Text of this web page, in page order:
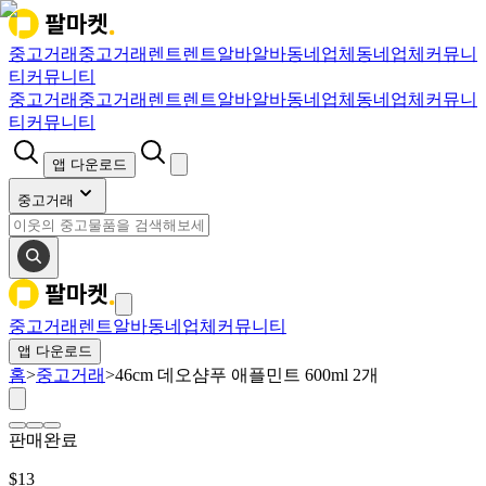
중고거래 중고거래 렌트렌트알바알바동네업체 동네업체 커뮤니
티 커뮤니티
중고거래 중고거래 렌트렌트알바알바동네업체 동네업체 커뮤니
티 커뮤니티
앱 다운로드
중고거래
중고거래 렌트알바동네업체 커뮤니티
앱 다운로드
홈>중고거래>46cm 데오샴푸 애플민트 600ml 2개
판매완료
$13